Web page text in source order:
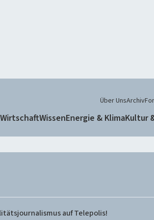
Über UnsArchiv
WirtschaftWissenEnergie & KlimaKultur
auf Telepolis!